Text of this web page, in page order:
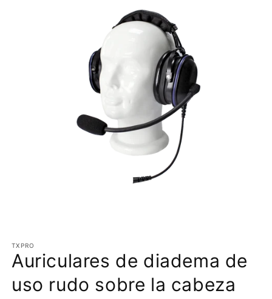
multimedia
en
ventana
modal
TXPRO
Auriculares de diadema de
uso rudo sobre la cabeza